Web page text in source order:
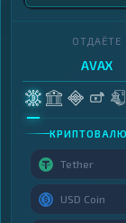
ОТДАЁТЕ
AVAX
Tether
USD Coin